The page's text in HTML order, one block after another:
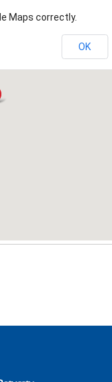
Maps correctly.
OK